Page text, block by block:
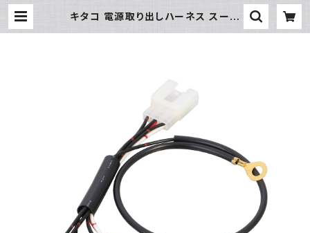
キタコ 電源取り出しハーネス スーパ